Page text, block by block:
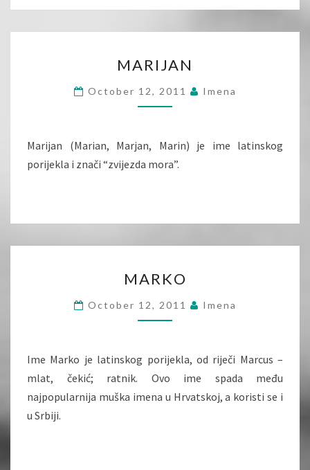
MARIJAN
October 12, 2011 Imena
Marijan (Marian, Marjan, Marin) je ime latinskog
porijekla i znači “zvijezda mora”.
MARKO
October 12, 2011 Imena
Ime Marko je latinskog porijekla, od riječi Marcus –
mlat, čekić; ratnik. Ovo ime spada među
najpopularnija muška imena u Hrvatskoj, a koristi se i
u Srbiji.